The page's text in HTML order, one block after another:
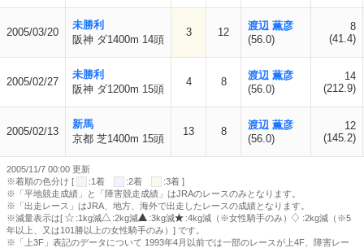
2005/03/20
未勝利
阪神 ダ1400m 14頭
3 12
渡辺 薫彦
(56.0)
8
(41.4)
2005/02/27
未勝利
阪神 ダ1200m 15頭
4 8
渡辺 薫彦
(56.0)
14
(212.9)
2005/02/13
新馬
京都 芝1400m 15頭
13 8
渡辺 薫彦
(56.0)
12
(145.2)
2005/11/7 00:00 更新
※着順の色分け [
:1着 :2着
:3着 ]
※「平地競走成績」と「障害競走成績」はJRAのレースのみとなります。
※「出走レース」はJRA、地方、海外で出走したレースの成績となります。
※減量表示は[
:1kg減 :2kg減 :3kg減 :4kg減（※女性騎手のみ）
:2kg減（※5
年以上、又は101勝以上の女性騎手のみ）] です。
※「上3F」表記のデータについて 1993年4月以前では一部のレースが上4F、障害レー